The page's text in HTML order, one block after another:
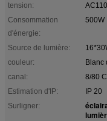
tension:
Consommation
d'énergie:
500W
Source de lumière:
couleur:
Blanc
canal:
8/80
Estimation d'IP:
IP 20
Surligner: